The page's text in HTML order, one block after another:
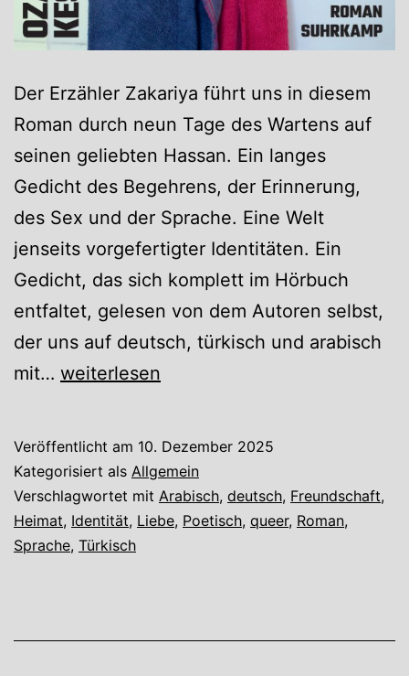
Der Erzähler Zakariya führt uns in diesem
Roman durch neun Tage des Wartens auf
seinen geliebten Hassan. Ein langes
Gedicht des Begehrens, der Erinnerung,
des Sex und der Sprache. Eine Welt
jenseits vorgefertigter Identitäten. Ein
Gedicht, das sich komplett im Hörbuch
entfaltet, gelesen von dem Autoren selbst,
der uns auf deutsch, türkisch und arabisch
mit… Hundesohn
Zakariya
Keskinkılıç
weiterlesen
Veröffentlicht am 10. Dezember 2025
Kategorisiert als Allgemein
Verschlagwortet mit Arabisch, deutsch, Freundschaft,
Heimat, Identität, Liebe, Poetisch, queer, Roman,
Sprache, Türkisch